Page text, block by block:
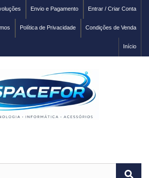
Entrar / Criar Conta
Envio e Pagamento
Condições de Venda
Política de Privacidade
Início